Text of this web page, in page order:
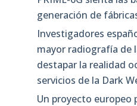
generación de
Investigadores
mayor radiografía de
destapar la realidad
servicios de la Dark
Un proyecto europeo